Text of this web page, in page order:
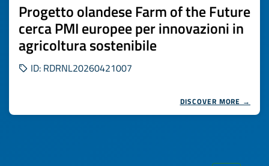
Progetto olandese Farm of the Future
cerca PMI europee per innovazioni in
agricoltura sostenibile
ID: RDRNL20260421007
DISCOVER MORE →